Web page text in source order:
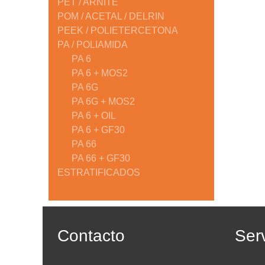
POM / ACETAL / DELRIN
PEEK / POLIETERCETONA
PA / POLIAMIDA
PA 6
PA 6 + MOS2
PA 6G
PA 6G + MOS2
PA 6 + OIL
PA 6 + GF30
PA 66
PA 66 + GF30
ESTRATIFICADOS
Contacto